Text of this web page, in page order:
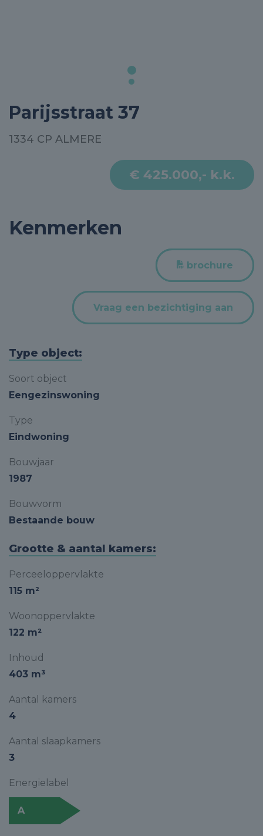
Parijsstraat 37
1334 CP ALMERE
€ 425.000,- k.k.
Kenmerken
brochure
Vraag een bezichtiging aan
Type object:
Soort object
Eengezinswoning
Type
Eindwoning
Bouwjaar
1987
Bouwvorm
Bestaande bouw
Grootte & aantal kamers:
Perceeloppervlakte
115 m²
Woonoppervlakte
122 m²
Inhoud
403 m³
Aantal kamers
4
Aantal slaapkamers
3
Energielabel
A